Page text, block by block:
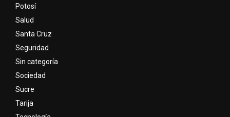
Potosí
Salud
Santa Cruz
Seguridad
Sin categoría
Sociedad
Sucre
Tarija